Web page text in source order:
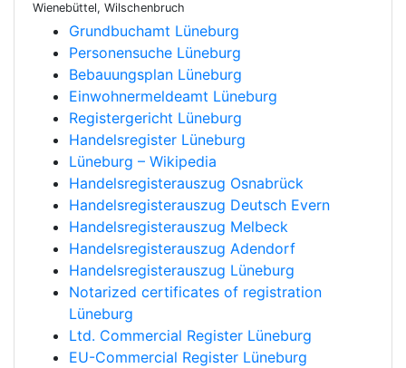
Wienebüttel, Wilschenbruch
Grundbuchamt Lüneburg
Personensuche Lüneburg
Bebauungsplan Lüneburg
Einwohnermeldeamt Lüneburg
Registergericht Lüneburg
Handelsregister Lüneburg
Lüneburg – Wikipedia
Handelsregisterauszug Osnabrück
Handelsregisterauszug Deutsch Evern
Handelsregisterauszug Melbeck
Handelsregisterauszug Adendorf
Handelsregisterauszug Lüneburg
Notarized certificates of registration
Lüneburg
Ltd. Commercial Register Lüneburg
EU-Commercial Register Lüneburg